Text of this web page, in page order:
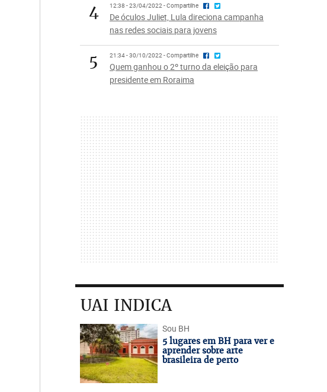
4 12:38 - 23/04/2022 - Compartilhe
De óculos Juliet, Lula direciona campanha
nas redes sociais para jovens
5 21:34 - 30/10/2022 - Compartilhe
Quem ganhou o 2º turno da eleição para
presidente em Roraima
UAI INDICA
Sou BH
5 lugares em BH para ver e
aprender sobre arte
brasileira de perto